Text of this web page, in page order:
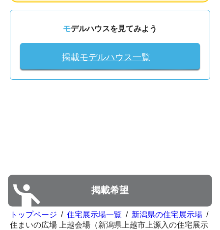
モデルハウスを見てみよう
掲載モデルハウス一覧
掲載希望
トップページ / 住宅展示場一覧 / 新潟県の住宅展示場 /
住まいの広場 上越会場（新潟県上越市上源入の住宅展示